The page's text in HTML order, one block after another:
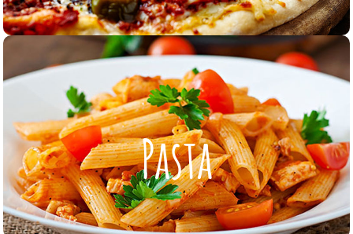
Pasta
Pasta
ZUR KARTE